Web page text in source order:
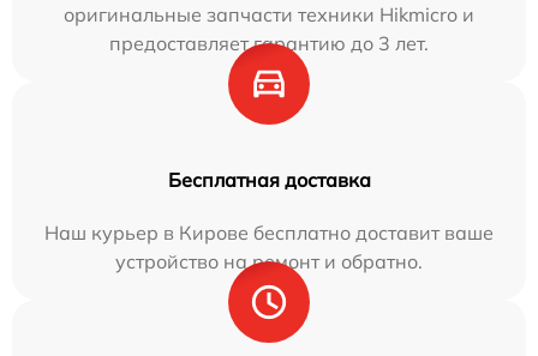
оригинальные запчасти техники Hikmicro и
предоставляет гарантию до 3 лет.
Бесплатная доставка
Наш курьер в Кирове бесплатно доставит ваше
устройство на ремонт и обратно.